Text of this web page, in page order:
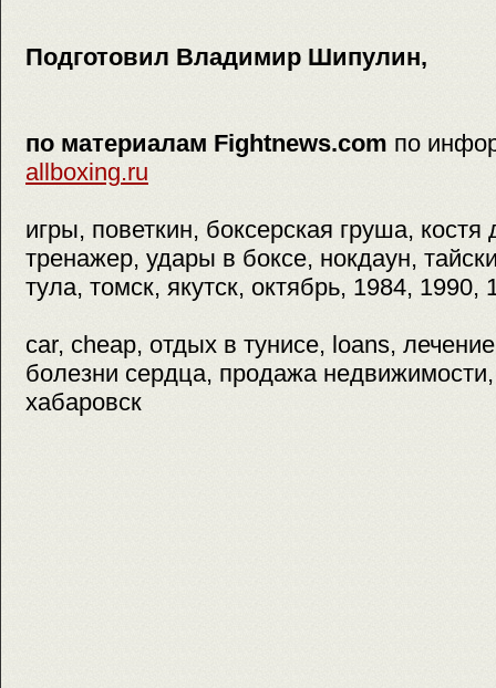
Подготовил Владимир Шипулин,
по материалам Fightnews.com по
allboxing.ru
игры, поветкин, боксерская груша,
тренажер, удары в боксе, нокдаун,
тула, томск, якутск, октябрь, 1984, 1990,
car, cheap, отдых в тунисе, loans,
болезни сердца, продажа недвижимости,
хабаровск